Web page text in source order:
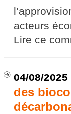
acteurs
Lire ce
04/08/2025
des